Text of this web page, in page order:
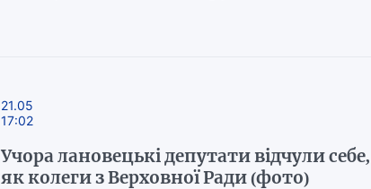
21.05
17:02
Учора лановецькі депутати відчули себе,
як колеги з Верховної Ради (фото)